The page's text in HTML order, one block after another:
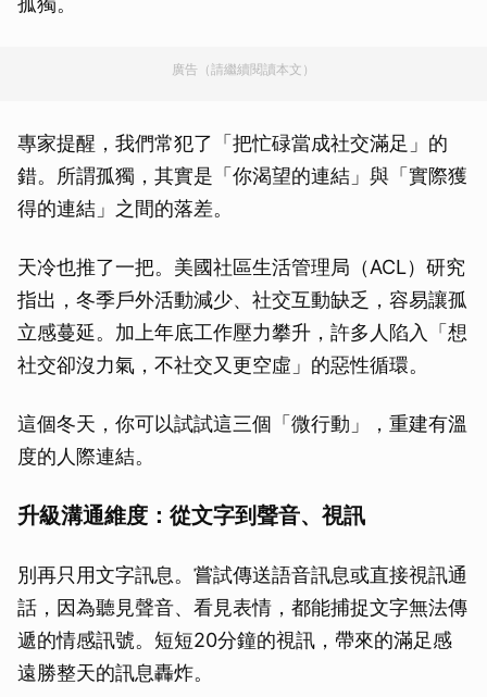
廣告（請繼續閱讀本文）
專家提醒，我們常犯了「把忙碌當成社交滿足」的
錯。所謂孤獨，其實是「你渴望的連結」與「實際獲
得的連結」之間的落差。
天冷也推了一把。美國社區生活管理局（ACL）研究
指出，冬季戶外活動減少、社交互動缺乏，容易讓孤
立感蔓延。加上年底工作壓力攀升，許多人陷入「想
社交卻沒力氣，不社交又更空虛」的惡性循環。
這個冬天，你可以試試這三個「微行動」，重建有溫
度的人際連結。
升級溝通維度：從文字到聲音、視訊
別再只用文字訊息。嘗試傳送語音訊息或直接視訊通
話，因為聽見聲音、看見表情，都能捕捉文字無法傳
遞的情感訊號。短短20分鐘的視訊，帶來的滿足感
遠勝整天的訊息轟炸。